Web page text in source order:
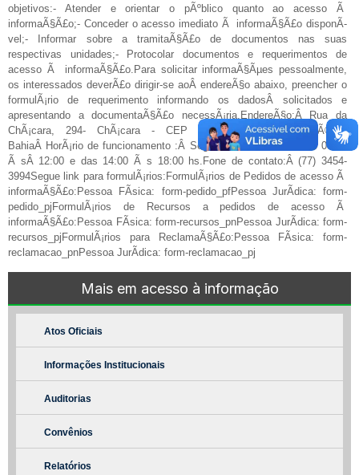
objetivos:- Atender e orientar o pÃºblico quanto ao acesso Ã
informaÃ§Ã£o;- Conceder o acesso imediato Ã informaÃ§Ã£o disponÃ­
vel;- Informar sobre a tramitaÃ§Ã£o de documentos nas suas
respectivas unidades;- Protocolar documentos e requerimentos de
acesso Ã informaÃ§Ã£o.Para solicitar informaÃ§Ãµes pessoalmente,
os interessados deverÃ£o dirigir-se aoÂ endereÃ§o abaixo, preencher o
formulÃ¡rio de requerimento informando os dadosÂ solicitados e
apresentando a documentaÃ§Ã£o necessÃ¡ria.EndereÃ§o:Â Rua da
ChÃ¡cara, 294- ChÃ¡cara - CEP - 46.400-000 - CaetitÃ© -
BahiaÂ HorÃ¡rio de funcionamento :Â Segunda a sexta-feira, das 08:00
Ã sÂ 12:00 e das 14:00 Ã s 18:00 hs.Fone de contato:Â (77) 3454-
3994Segue link para formulÃ¡rios:FormulÃ¡rios de Pedidos de acesso Ã
informaÃ§Ã£o:Pessoa FÃ­sica: form-pedido_pfPessoa JurÃ­dica: form-
pedido_pjFormulÃ¡rios de Recursos a pedidos de acesso Ã
informaÃ§Ã£o:Pessoa FÃ­sica: form-recursos_pnPessoa JurÃ­dica: form-
recursos_pjFormulÃ¡rios para ReclamaÃ§Ã£o:Pessoa FÃ­sica: form-
reclamacao_pnPessoa JurÃ­dica: form-reclamacao_pj
Mais em acesso à informação
Atos Oficiais
Informações Institucionais
Auditorias
Convênios
Relatórios